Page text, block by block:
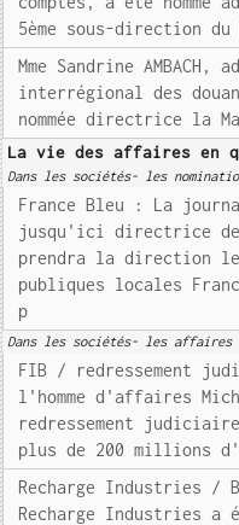
5ème sous-direction du
Mme Sandrine
interrégional des
nommée directrice la
La vie des affaires en
Dans les sociétés- les
France Bleu : La
jusqu'ici directrice de
prendra la direction
publiques locales
p
Dans les sociétés- les affaires
FIB / redressement
l'homme d'affaires
redressement
plus de 200 millions
Recharge Industries
Recharge Industries a